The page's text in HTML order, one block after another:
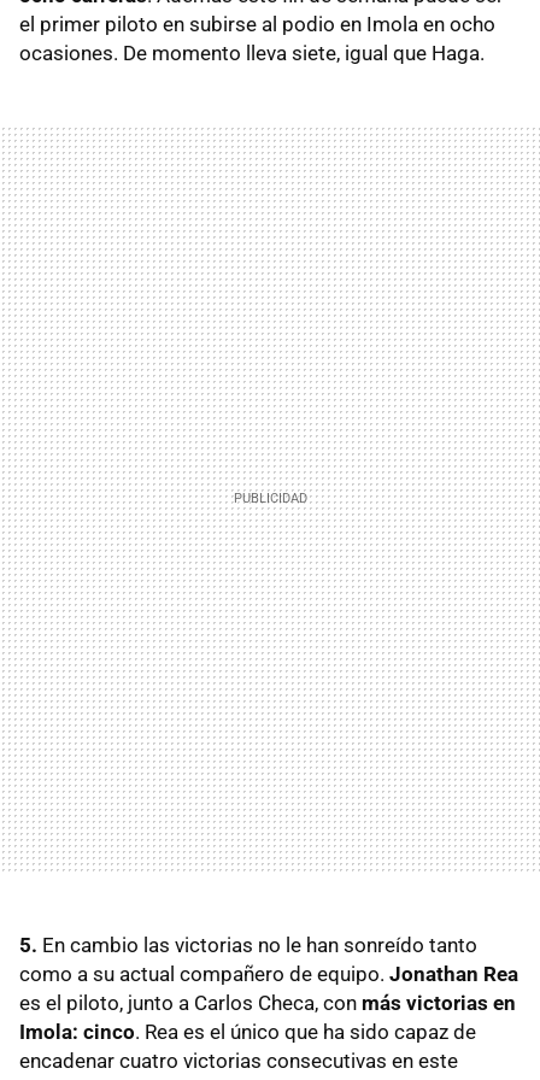
el primer piloto en subirse al podio en Imola en ocho
ocasiones. De momento lleva siete, igual que Haga.
5. En cambio las victorias no le han sonreído tanto
como a su actual compañero de equipo. Jonathan Rea
es el piloto, junto a Carlos Checa, con más victorias en
Imola: cinco. Rea es el único que ha sido capaz de
encadenar cuatro victorias consecutivas en este